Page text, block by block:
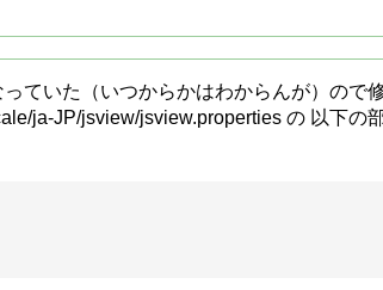
ていた（いつからかはわからんが）ので
ja-JP/jsview/jsview.properties の 以下の